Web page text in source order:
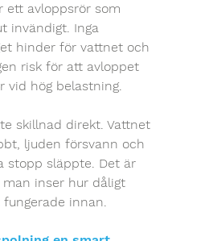
ett avloppsrör som
invändigt. Inga
hinder för vattnet och
risk för att avloppet
vid hög belastning.
skillnad direkt. Vattnet
ljuden försvann och
stopp släppte. Det är
inser hur dåligt
innan.